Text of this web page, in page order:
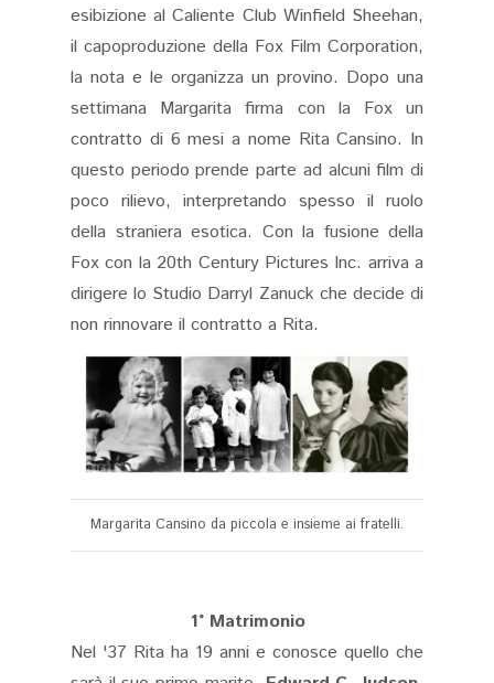
esibizione al Caliente Club Winfield Sheehan,
il capoproduzione della Fox Film Corporation,
la nota e le organizza un provino. Dopo una
settimana Margarita firma con la Fox un
contratto di 6 mesi a nome Rita Cansino. In
questo periodo prende parte ad alcuni film di
poco rilievo, interpretando spesso il ruolo
della straniera esotica. Con la fusione della
Fox con la 20th Century Pictures Inc. arriva a
dirigere lo Studio Darryl Zanuck che decide di
non rinnovare il contratto a Rita.
Margarita Cansino da piccola e insieme ai fratelli.
1° Matrimonio
Nel '37 Rita ha 19 anni e conosce quello che